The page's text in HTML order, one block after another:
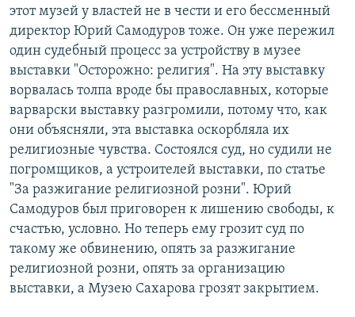
этот музей у властей не в чести и его бессменный
директор Юрий Самодуров тоже. Он уже пережил
один судебный процесс за устройству в музее
выставки "Осторожно: религия". На эту выставку
ворвалась толпа вроде бы православных, которые
варварски выставку разгромили, потому что, как
они объясняли, эта выставка оскорбляла их
религиозные чувства. Состоялся суд, но судили не
погромщиков, а устроителей выставки, по статье
"За разжигание религиозной розни". Юрий
Самодуров был приговорен к лишению свободы, к
счастью, условно. Но теперь ему грозит суд по
такому же обвинению, опять за разжигание
религиозной розни, опять за организацию
выставки, а Музею Сахарова грозят закрытием.